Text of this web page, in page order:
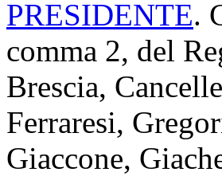
PRESIDENTE.
comma 2, del
Brescia,
Ferraresi,
Giaccone,